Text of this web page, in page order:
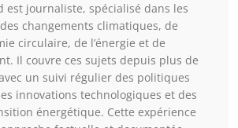
est journaliste, spécialisé dans les
changements climatiques, de
circulaire, de l’énergie et de
Il couvre ces sujets depuis plus de
un suivi régulier des politiques
innovations technologiques et des
énergétique. Cette expérience